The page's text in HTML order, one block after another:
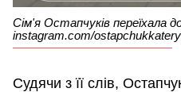
Сім'я Остапчуків переїхала
instagram.com/
Судячи з її слів,